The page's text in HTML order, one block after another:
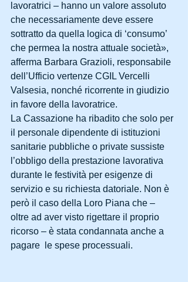
lavoratrici – hanno un valore assoluto
che necessariamente deve essere
sottratto da quella logica di ‘consumo’
che permea la nostra attuale società»,
afferma Barbara Grazioli, responsabile
dell’Ufficio vertenze CGIL Vercelli
Valsesia, nonché ricorrente in giudizio
in favore della lavoratrice.
La Cassazione ha ribadito che solo per
il personale dipendente di istituzioni
sanitarie pubbliche o private sussiste
l’obbligo della prestazione lavorativa
durante le festività per esigenze di
servizio e su richiesta datoriale. Non è
però il caso della Loro Piana che –
oltre ad aver visto rigettare il proprio
ricorso – è stata condannata anche a
pagare  le spese processuali.